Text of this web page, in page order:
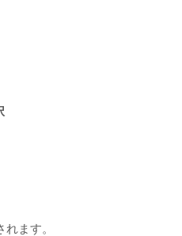
ます。